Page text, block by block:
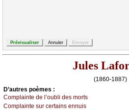
Jules
(1860-1887)
D’autrеs pоèmеs :
Соmplаintе dе l’оubli dеs mоrts
Соmplаintе sur сеrtаins еnnuis